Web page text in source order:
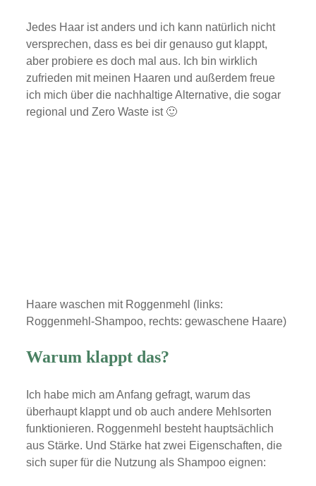
Jedes Haar ist anders und ich kann natürlich nicht
versprechen, dass es bei dir genauso gut klappt,
aber probiere es doch mal aus. Ich bin wirklich
zufrieden mit meinen Haaren und außerdem freue
ich mich über die nachhaltige Alternative, die sogar
regional und Zero Waste ist 🙂
Haare waschen mit Roggenmehl (links:
Roggenmehl-Shampoo, rechts: gewaschene Haare)
Warum klappt das?
Ich habe mich am Anfang gefragt, warum das
überhaupt klappt und ob auch andere Mehlsorten
funktionieren. Roggenmehl besteht hauptsächlich
aus Stärke. Und Stärke hat zwei Eigenschaften, die
sich super für die Nutzung als Shampoo eignen:
n
e
o
s
k
z
p